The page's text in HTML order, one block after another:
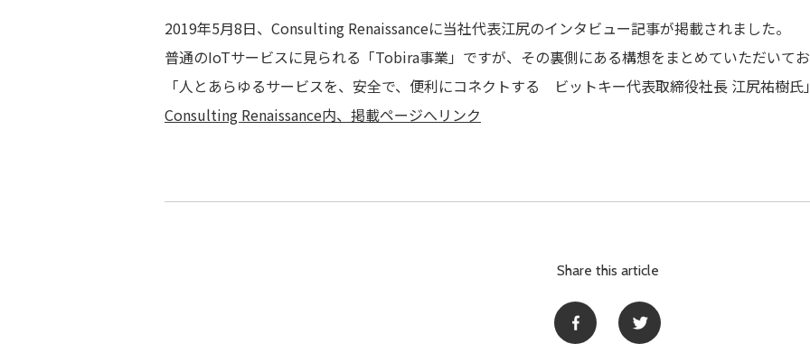
2019年5月8日、Consulting Renaissanceに当社代表江尻のインタビュー記事が掲載されました。
普通のIoTサービスに見られる「Tobira事業」ですが、その裏側にある構想をまとめていただいてお
「人とあらゆるサービスを、安全で、便利にコネクトする ビットキー代表取締役社長 江尻祐樹氏」
Consulting Renaissance内、掲載ページへリンク
Share this article